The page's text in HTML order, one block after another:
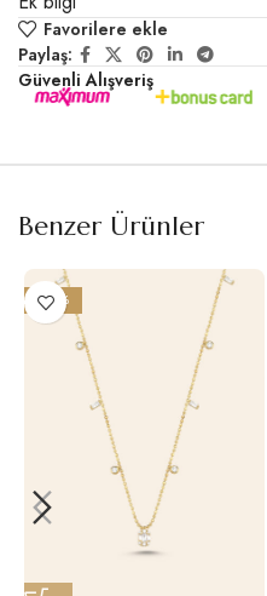
Favorilere ekle
Paylaş:
Güvenli Alışveriş
Benzer Ürünler
-20%